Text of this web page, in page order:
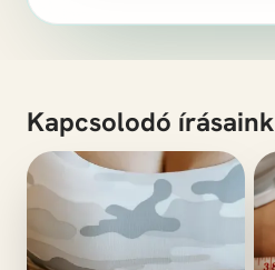
Kapcsolodó írásaink